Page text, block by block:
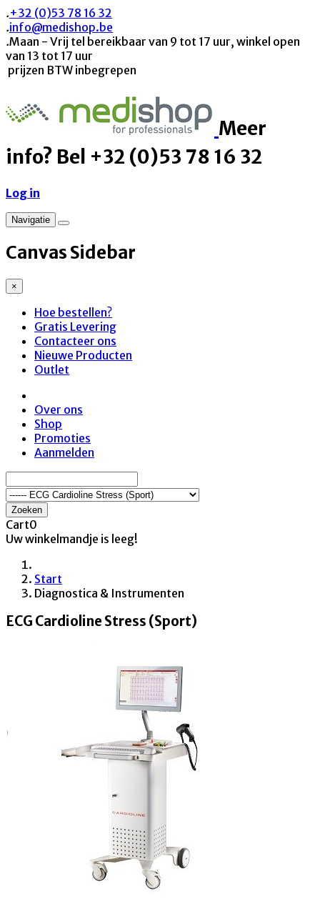
.+32 (0)53 78 16 32
.info@medishop.be
.Maan - Vrij tel bereikbaar van 9 tot 17 uur, winkel open
van 13 tot 17 uur
prijzen BTW inbegrepen
Meer
info? Bel +32 (0)53 78 16 32
Log in
Navigatie
Canvas Sidebar
×
Hoe bestellen?
Gratis Levering
Contacteer ons
Nieuwe Producten
Outlet
Over ons
Shop
Promoties
Aanmelden
Zoeken
Cart0
Uw winkelmandje is leeg!
Start
Diagnostica & Instrumenten
ECG Cardioline Stress (Sport)